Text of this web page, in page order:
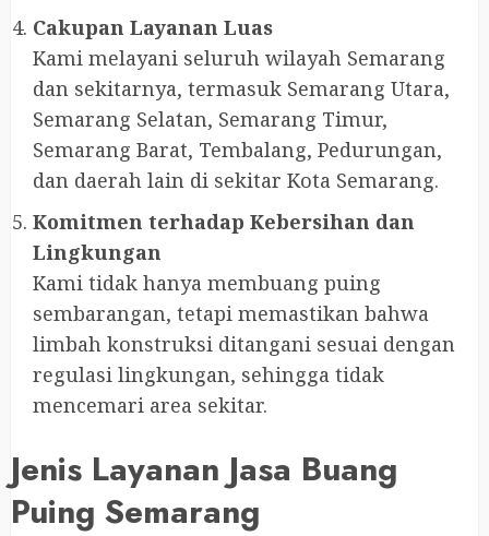
Cakupan Layanan Luas
Kami melayani seluruh wilayah Semarang
dan sekitarnya, termasuk Semarang Utara,
Semarang Selatan, Semarang Timur,
Semarang Barat, Tembalang, Pedurungan,
dan daerah lain di sekitar Kota Semarang.
Komitmen terhadap Kebersihan dan
Lingkungan
Kami tidak hanya membuang puing
sembarangan, tetapi memastikan bahwa
limbah konstruksi ditangani sesuai dengan
regulasi lingkungan, sehingga tidak
mencemari area sekitar.
Jenis Layanan Jasa Buang
Puing Semarang